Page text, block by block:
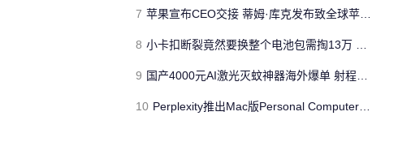
7 苹果宣布CEO交接 蒂姆·库克发布致全球苹果用户公开信
8 小卡扣断裂竟然要换整个电池包需掏13万 新能源车主崩溃了
9 国产4000元AI激光灭蚊神器海外爆单 射程达6米 每秒可击落30多只蚊子
10 Perplexity推出Mac版Personal Computer 打造常驻AI代理